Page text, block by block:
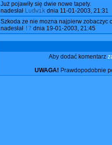
Już pojawiły się dwie nowe tapety.
nadesłał Ludwik dnia 11-01-2003, 21:31
Szkoda ze nie mozna najpierw zobaczyc
nadesłał !? dnia 19-01-2003, 21:45
Aby dodać komentarz
UWAGA! Prawdopodobnie